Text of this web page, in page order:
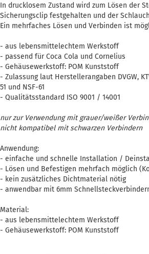
In drucklosem Zustand wird zum Lösen der
Sicherungsclip festgehalten und der
Ein mehrfaches Lösen und Verbinden ist
- aus lebensmittelechtem Werkstoff
- passend für Coca Cola und Cornelius
- Gehäusewerkstoff: POM Kunststoff
- Zulassung laut Herstellerangaben DVGW,
51 und NSF-61
- Qualitätsstandard ISO 9001 / 14001
nur zur Verwendung mit grauer/weißer
nicht kompatibel mit schwarzen Verbindern
Anwendung:
- einfache und schnelle Installation /
- Lösen und Befestigen mehrfach möglich
- kein zusätzliches Dichtmaterial nötig
- anwendbar mit 6mm
Material:
- aus lebensmittelechtem Werkstoff
- Gehäusewerkstoff: POM Kunststoff